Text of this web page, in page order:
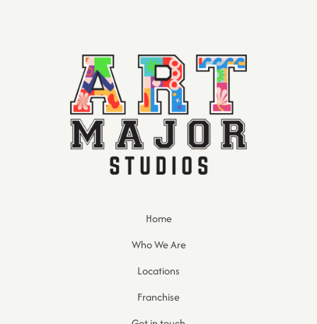
Home
Who We Are
Locations
Franchise